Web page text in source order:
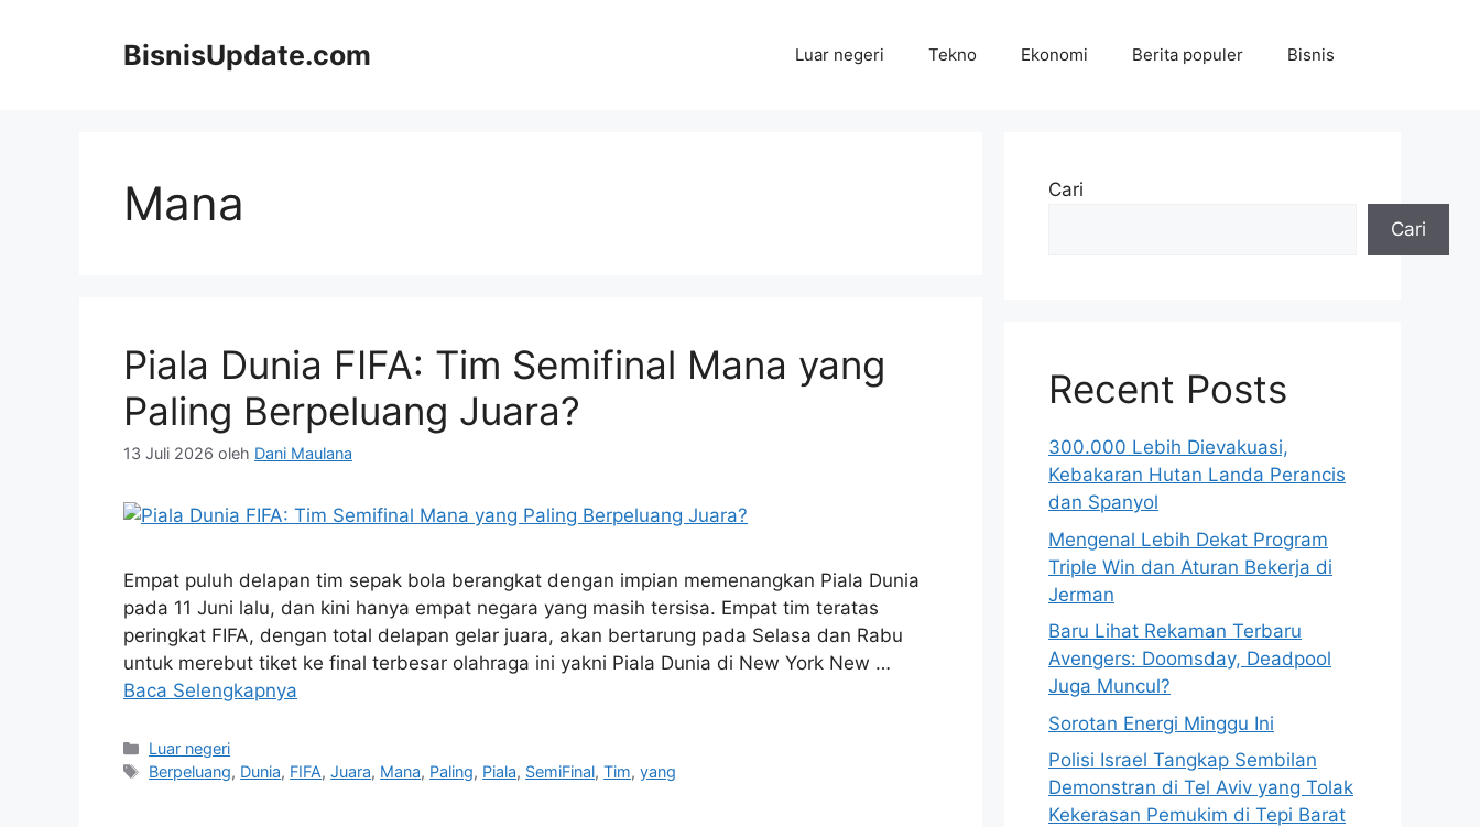
BisnisUpdate.com Luar negeri Tekno Ekonomi Berita populer Bisnis
Mana
Piala Dunia FIFA: Tim Semifinal Mana yang
Paling Berpeluang Juara?
13 Juli 2026 oleh Dani Maulana
Empat puluh delapan tim sepak bola berangkat dengan impian memenangkan Piala Dunia
pada 11 Juni lalu, dan kini hanya empat negara yang masih tersisa. Empat tim teratas
peringkat FIFA, dengan total delapan gelar juara, akan bertarung pada Selasa dan Rabu
untuk merebut tiket ke final terbesar olahraga ini yakni Piala Dunia di New York New …
Baca Selengkapnya
Kategori
Luar negeri
Tag
Berpeluang, Dunia, FIFA,Juara, Mana, Paling, Piala, SemiFinal,Tim,yang
Cari
Cari
Recent Posts
300.000 Lebih Dievakuasi,
Kebakaran Hutan Landa Perancis
dan Spanyol
Mengenal Lebih Dekat Program
Triple Win dan Aturan Bekerja di
Jerman
Baru Lihat Rekaman Terbaru
Avengers: Doomsday, Deadpool
Juga Muncul?
Sorotan Energi Minggu Ini
Polisi Israel Tangkap Sembilan
Demonstran di Tel Aviv yang Tolak
Kekerasan Pemukim di Tepi Barat